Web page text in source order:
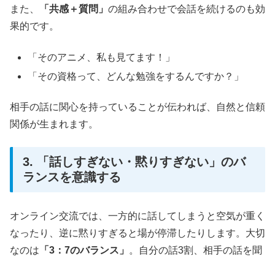
また、 「共感＋質問」 の組み合わせで会話を続けるのも効
果的です。
「そのアニメ、私も見てます！」
「その資格って、どんな勉強をするんですか？」
相手の話に関心を持っていることが伝われば、自然と信頼
関係が生まれます。
3. 「話しすぎない・黙りすぎない」のバ
ランスを意識する
オンライン交流では、一方的に話してしまうと空気が重く
なったり、逆に黙りすぎると場が停滞したりします。大切
なのは 「3：7のバランス」
。自分の話3割、相手の話を聞